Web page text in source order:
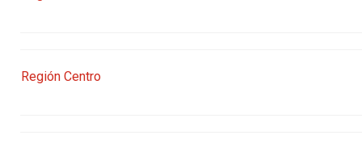
Región Centro